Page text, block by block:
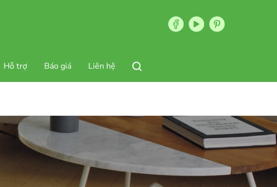
Hỗ trợ Báo giá Liên hệ